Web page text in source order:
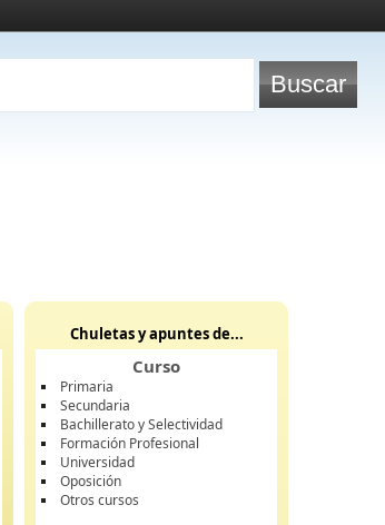
Chuletas y apuntes de...
Curso
Primaria
Secundaria
Bachillerato y Selectividad
Formación Profesional
Universidad
Oposición
Otros cursos